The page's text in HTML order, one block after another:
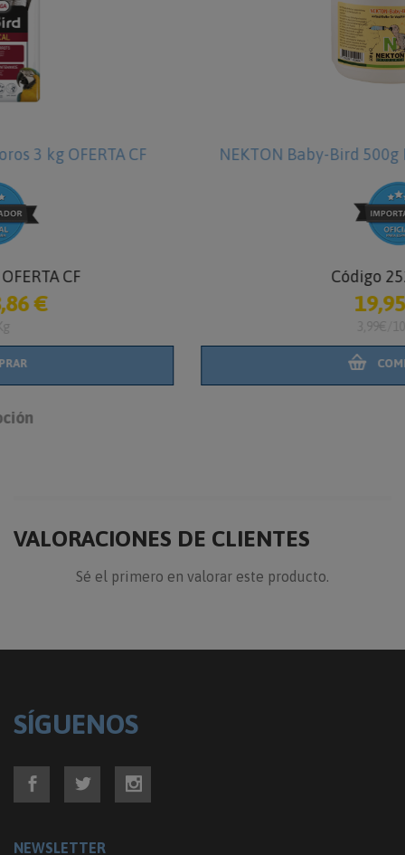
NEKTON Baby-Bird 500g Papilla cría para aves
VALORACIONES DE CLIENTES
Sé el primero en valorar este producto.
SÍGUENOS
NEWSLETTER